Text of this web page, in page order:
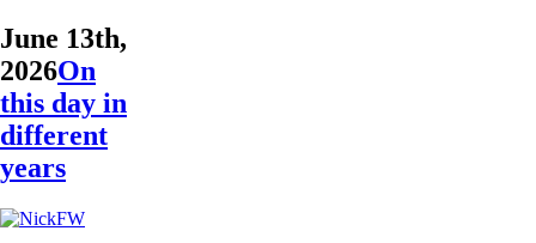
June 13th,
2026On
this day in
different
years